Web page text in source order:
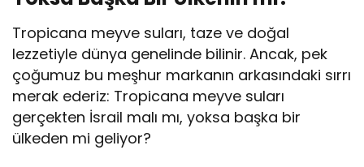
Tropicana meyve suları, taze ve doğal
lezzetiyle dünya genelinde bilinir. Ancak, pek
çoğumuz bu meşhur markanın arkasındaki sırrı
merak ederiz: Tropicana meyve suları
gerçekten İsrail malı mı, yoksa başka bir
ülkeden mi geliyor?